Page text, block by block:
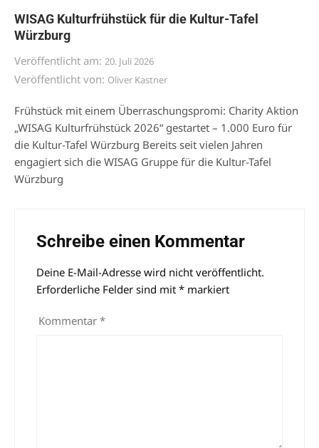
WISAG Kulturfrühstück für die Kultur-Tafel
Würzburg
Veröffentlicht am: 20. Juli 2026
Veröffentlicht von: Oliver Kastner
Frühstück mit einem Überraschungspromi: Charity Aktion
„WISAG Kulturfrühstück 2026“ gestartet – 1.000 Euro für
die Kultur-Tafel Würzburg Bereits seit vielen Jahren
engagiert sich die WISAG Gruppe für die Kultur-Tafel
Würzburg
Schreibe einen Kommentar
Deine E-Mail-Adresse wird nicht veröffentlicht.
Erforderliche Felder sind mit * markiert
Kommentar *
Alternative: